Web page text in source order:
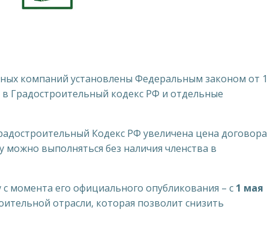
компаний установлены Федеральным законом от 1
Градостроительный кодекс РФ и отдельные
Кодекс РФ увеличена цена договора
выполняться без наличия членства в
момента его официального опубликования – с 1 мая
отрасли, которая позволит снизить